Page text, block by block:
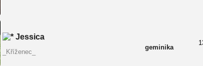
Jessica
_Kříženec_
geminika